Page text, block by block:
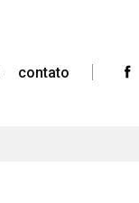
contato